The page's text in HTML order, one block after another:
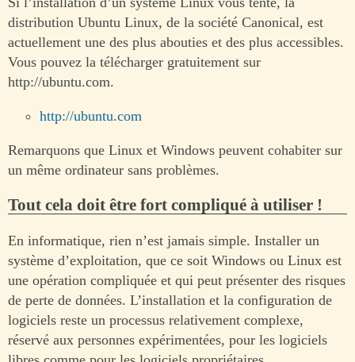
distribution Ubuntu Linux, de la société Canonical, est
actuellement une des plus abouties et des plus accessibles.
Vous pouvez la télécharger gratuitement sur
http://ubuntu.com.
http://ubuntu.com
Remarquons que Linux et Windows peuvent cohabiter sur
un même ordinateur sans problèmes.
Tout cela doit être fort compliqué à utiliser !
En informatique, rien n’est jamais simple. Installer un
système d’exploitation, que ce soit Windows ou Linux est
une opération compliquée et qui peut présenter des risques
de perte de données. L’installation et la configuration de
logiciels reste un processus relativement complexe,
réservé aux personnes expérimentées, pour les logiciels